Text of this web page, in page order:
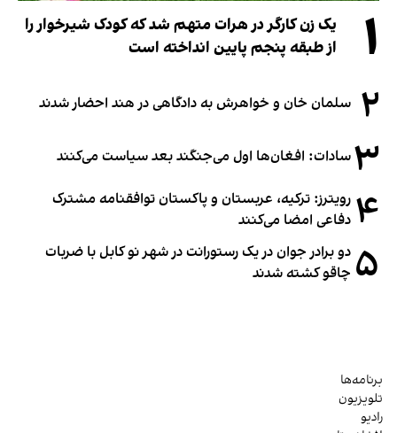
۱
یک زن کارگر در هرات متهم شد که کودک شیرخوار را
از طبقه پنجم پایین انداخته است
۲ سلمان خان و خواهرش به دادگاهی در هند احضار شدند
۳سادات: افغان‌ها اول می‌جنگند بعد سیاست می‌کنند
۴ رویترز: ترکیه، عربستان و پاکستان توافقنامه مشترک
دفاعی امضا می‌کنند
۵ دو برادر جوان در یک رستورانت در شهر نو کابل با ضربات
چاقو کشته شدند
برنامه‌ها
تلویزیون
رادیو